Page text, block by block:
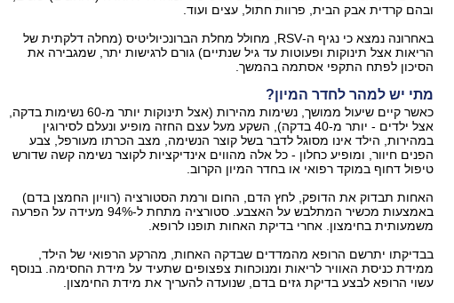
ובהם קרדית אבק הבית, פרוות חתול, עצים ועוד.
באחרונה נמצא כי נגיף ה-RSV, מחולל מחלת הברונכיוליטיס (מחלה דלקתית של
הריאות אצל תינוקות ופעוטות עד גיל שנתיים) גורם לרגישות יתר, שמגבירה את
הסיכון לפתח התקפי אסתמה בהמשך.
מתי יש למהר לחדר המיון?
כאשר קיים שיעול ממושך, נשימות מהירות (אצל תינוקות יותר מ-60 נשימות בדקה,
אצל ילדים - יותר מ-40 בדקה), השקע מעל עצם החזה מופיע ונעלם לסירוגין
במהירות, הילד אינו מסוגל לדבר בשל קוצר הנשימה, מצב הכרתו מעורפל, צבע
הפנים חיוור, ומופיע כחלון - כל אלה מהווים אינדיקציות לקוצר נשימה קשה שדורש
טיפול דחוף במוקד רפואי או בחדר המיון הקרוב.
האחות תבדוק את הדופק, לחץ הדם, החום ורמת הסטורציה (רוויון החמצן בדם)
באמצעות מכשיר המתלבש על האצבע. סטורציה מתחת ל-94% מעידה על הפרעה
משמעותית בחימצון. אחרי בדיקת האחות תופנו לרופא.
בבדיקתו יתרשם הרופא מהמדדים שבדקה האחות, מהרקע הרפואי של הילד,
ממידת כניסת האוויר לריאות ומנוכחות צפצופים שתעיד על מידת החסימה. בנוסף
עשוי הרופא לבצע בדיקת גזים בדם, שנועדה להעריך את מידת החימצון.